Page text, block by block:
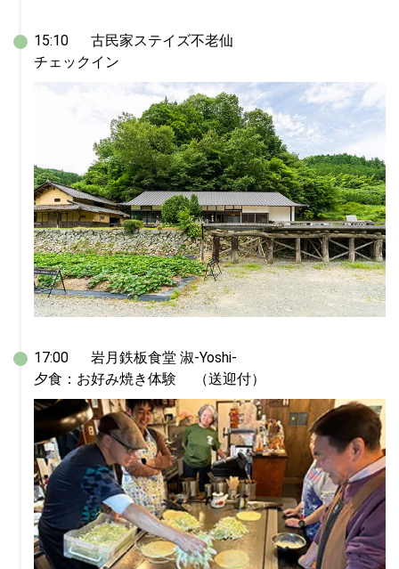
15:10	古民家ステイズ不老仙
チェックイン
17:00	岩月鉄板食堂 淑-Yoshi-
夕食：お好み焼き体験 　（送迎付）